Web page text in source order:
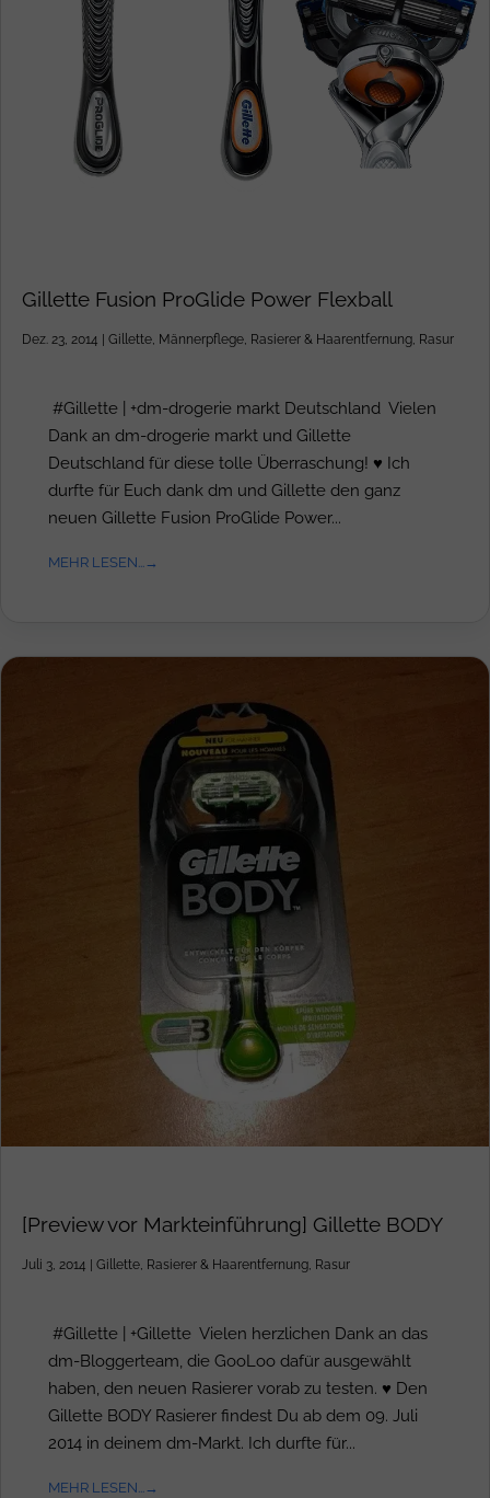
Gillette Fusion ProGlide Power Flexball
Dez. 23, 2014 Gillette, Männerpflege, Rasierer & Haarentfernung, Rasur
#Gillette | +dm-drogerie markt Deutschland Vielen
Dank an dm-drogerie markt und Gillette
Deutschland für diese tolle Überraschung! ♥ Ich
durfte für Euch dank dm und Gillette den ganz
neuen Gillette Fusion ProGlide Power...
MEHR LESEN...
[Preview vor Markteinführung] Gillette BODY
Juli 3, 2014 Gillette, Rasierer & Haarentfernung, Rasur
#Gillette | +Gillette Vielen herzlichen Dank an das
dm-Bloggerteam, die GooLoo dafür ausgewählt
haben, den neuen Rasierer vorab zu testen. ♥ Den
Gillette BODY Rasierer findest Du ab dem 09. Juli
2014 in deinem dm-Markt. Ich durfte für...
MEHR LESEN...